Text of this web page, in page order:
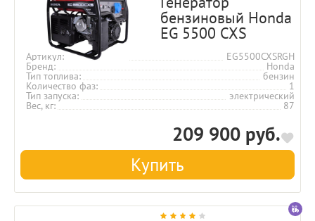
бензиновый Honda
EG 5500 CXS
Артикул EG5500CXSRGH
Бренд Honda
Тип топлива бензин
Количество фаз 1
Тип запуска электрический
Вес, кг 87
209 900 руб.
Купить